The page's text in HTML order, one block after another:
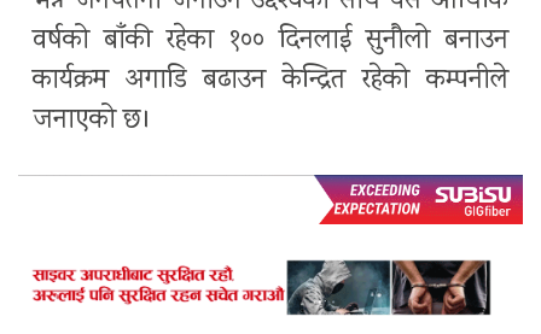
वर्षको बाँकी रहेका १०० दिनलाई सुनौलो बनाउन
कार्यक्रम अगाडि बढाउन केन्द्रित रहेको कम्पनीले
जनाएको छ।